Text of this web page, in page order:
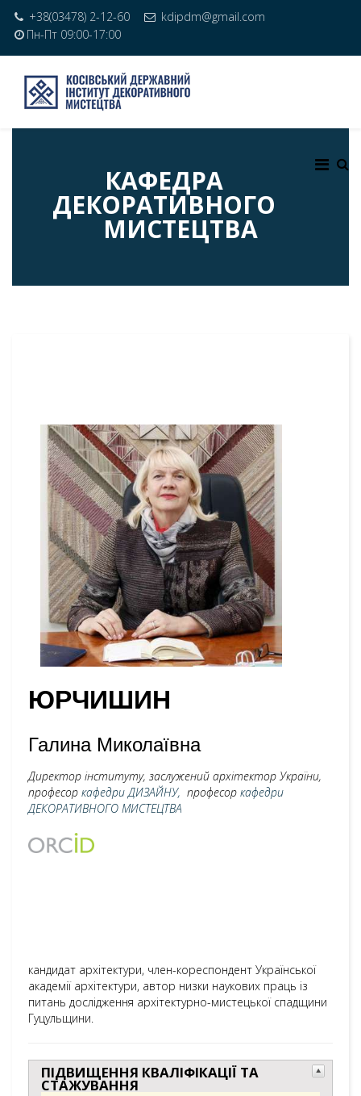
+38(03478) 2-12-60
kdipdm@gmail.com
Пн-Пт 09:00-17:00
КАФЕДРА
ДЕКОРАТИВНОГО
МИСТЕЦТВА
ЮРЧИШИН
Галина Миколаївна
Директор інституту, заслужений архітектор України,
професор кафедри ДИЗАЙНУ, професор кафедри
ДЕКОРАТИВНОГО МИСТЕЦТВА
кандидат архітектури, член-кореспондент Української
академії архітектури, автор низки наукових праць із
питань дослідження архітектурно-мистецької спадщини
Гуцульщини.
ПІДВИЩЕННЯ КВАЛІФІКАЦІЇ ТА
СТАЖУВАННЯ